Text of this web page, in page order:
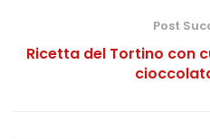
Post
Ricetta del Tortino con